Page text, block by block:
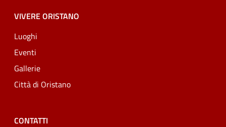
VIVERE ORISTANO
Luoghi
Eventi
Gallerie
Città di Oristano
CONTATTI